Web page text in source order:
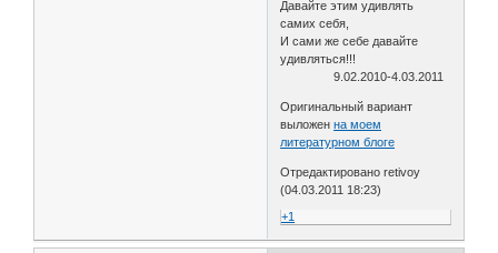
Давайте этим удивлять
самих себя,
И сами же себе давайте
удивляться!!!
9.02.2010-4.03.2011
Оригинальный вариант
выложенна моем
литературном блоге
Отредактировано retivoy
(04.03.2011 18:23)
+1